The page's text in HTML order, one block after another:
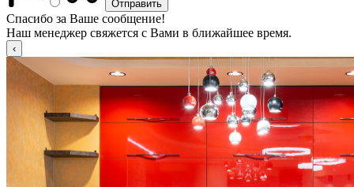
Спасибо за Ваше сообщение!
Наш менеджер свяжется с Вами в ближайшее время.